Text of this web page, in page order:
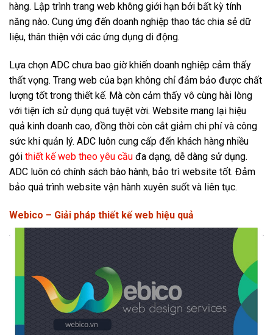
hàng. Lập trình trang web không giới hạn bởi bất kỳ tính
năng nào. Cung ứng đến doanh nghiệp thao tác chia sẻ dữ
liệu, thân thiện với các ứng dụng di động.
Lựa chọn ADC chưa bao giờ khiến doanh nghiệp cảm thấy
thất vọng. Trang web của bạn không chỉ đảm bảo được chất
lượng tốt trong thiết kế. Mà còn cảm thấy vô cùng hài lòng
với tiện ích sử dụng quá tuyệt vời. Website mang lại hiệu
quả kinh doanh cao, đồng thời còn cắt giảm chi phí và công
sức khi quản lý. ADC luôn cung cấp đến khách hàng nhiều
gói thiết kế web theo yêu cầu đa dạng, dễ dàng sử dụng.
ADC luôn có chính sách bào hành, bảo trì website tốt. Đảm
bảo quá trình website vận hành xuyên suốt và liên tục.
Webico – Giải pháp thiết kế web hiệu quả